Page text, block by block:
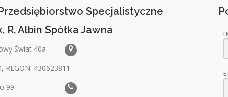
Specjalistyczne
R, Albin Spółka Jawna
Świat 40a
REGON: 430623811
99